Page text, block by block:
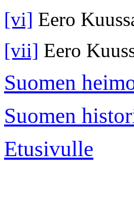
[vi] Eero
[vii] Eero
Suomen
Suomen
Etusivulle